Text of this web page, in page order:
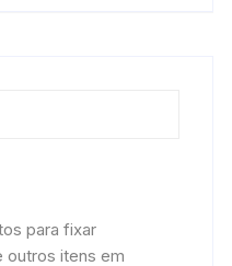
para fixar
itens em